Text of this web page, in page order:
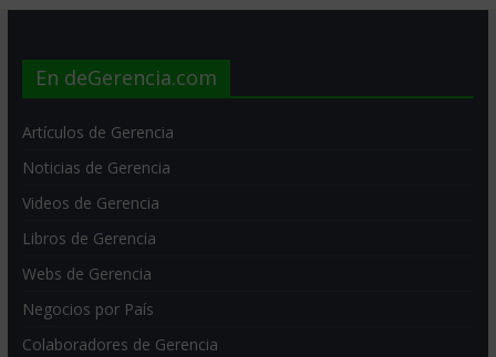
En deGerencia.com
Artículos de Gerencia
Noticias de Gerencia
Videos de Gerencia
Libros de Gerencia
Webs de Gerencia
Negocios por País
Colaboradores de Gerencia